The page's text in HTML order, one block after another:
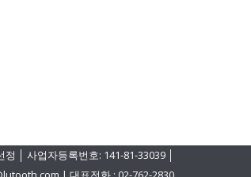
│ 사업자등록번호: 141-81-33039 │